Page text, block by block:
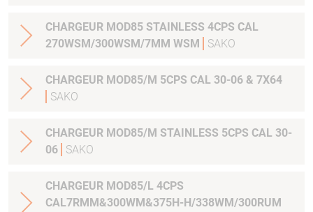
CHARGEUR MOD85 STAINLESS 4CPS CAL
270WSM/300WSM/7MM WSM
SAKO
CHARGEUR MOD85/M 5CPS CAL 30-06 & 7X64
SAKO
CHARGEUR MOD85/M STAINLESS 5CPS CAL 30-
06
SAKO
CHARGEUR MOD85/L 4CPS
CAL7RMM&300WM&375H-H/338WM/300RUM